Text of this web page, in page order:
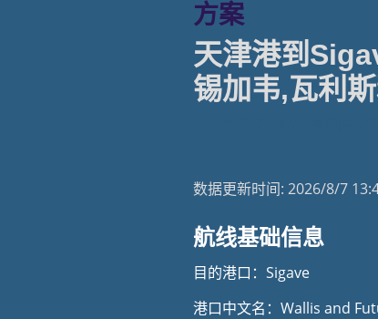
方案
天津港到
锡加韦,瓦利
数据更新时间: 2026/8/7
航线基础信息
目的港口：Sigave
港口中文名：Wallis and